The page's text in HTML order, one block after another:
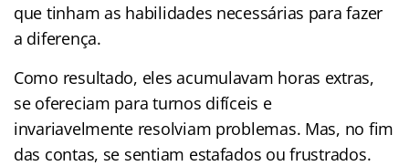
que tinham as habilidades necessárias para fazer
a diferença.
Como resultado, eles acumulavam horas extras,
se ofereciam para turnos difíceis e
invariavelmente resolviam problemas. Mas, no fim
das contas, se sentiam estafados ou frustrados.